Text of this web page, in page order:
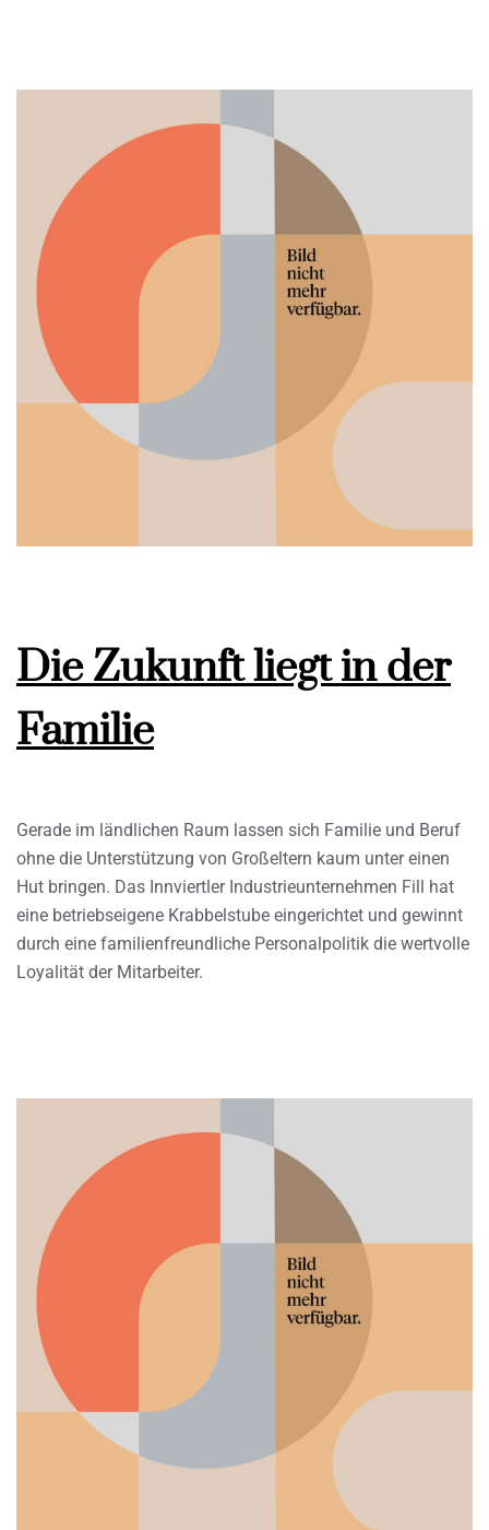
Die Zukunft liegt in der
Familie
Gerade im ländlichen Raum lassen sich Familie und Beruf
ohne die Unterstützung von Großeltern kaum unter einen
Hut bringen. Das Innviertler Industrieunternehmen Fill hat
eine betriebseigene Krabbelstube eingerichtet und gewinnt
durch eine familienfreundliche Personalpolitik die wertvolle
Loyalität der Mitarbeiter.